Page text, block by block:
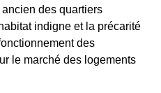
ancien des quartiers
indigne et la précarité
des
le marché des logements